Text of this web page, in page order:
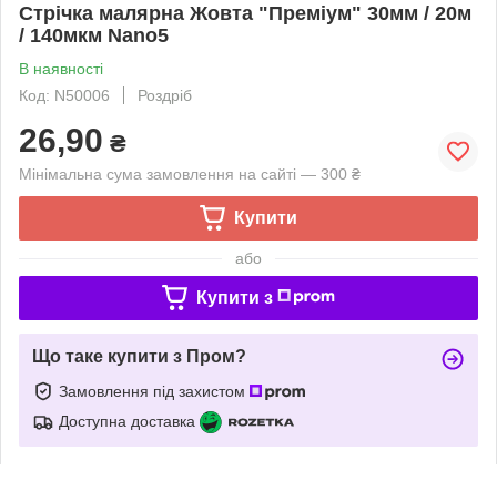
Стрічка малярна Жовта "Преміум" 30мм / 20м
/ 140мкм Nano5
В наявності
Код: N50006
Роздріб
26,90 ₴
Мінімальна сума замовлення на сайті — 300 ₴
Купити
або
Купити з
Що таке купити з Пром?
Замовлення під захистом
Доступна доставка